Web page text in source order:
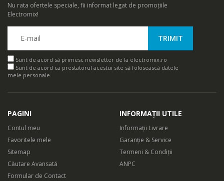
Nu rata ofertele speciale, fii informat legat de promoțiile
Electromix!
Sunt de acord să primesc newsletter de la electromix.ro
Sunt de acord ca prestatorul acestui site să folosească datele
mele personale.
PAGINI
Contul meu
Favoritele mele
Sitemap
Căutare Avansată
Formular de Contact
INFORMAȚII UTILE
Informații Livrare
Garanție & Service
Termeni & Condiții
ANPC